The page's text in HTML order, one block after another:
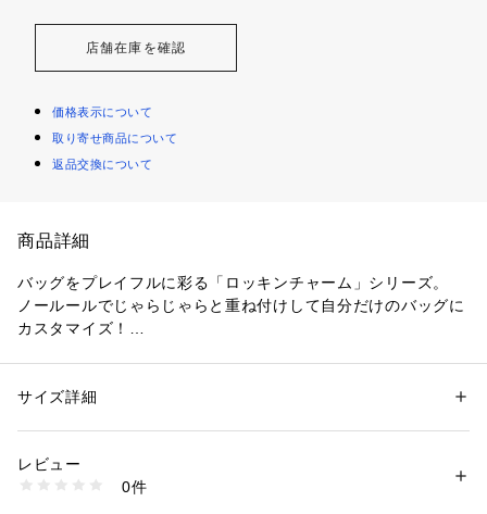
店舗在庫を確認
価格表示について
取り寄せ商品について
返品交換について
商品詳細
バッグをプレイフルに彩る「ロッキンチャーム」シリーズ。
ノールールでじゃらじゃらと重ね付けして自分だけのバッグに
カスタマイズ！
【メーカーサイズ寸法(実寸)】
サイズ:H:9/W:9
性別：レディース
リー
生産国：中国
サイズ詳細
レビュー
0件